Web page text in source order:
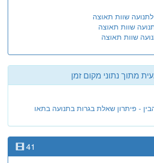
שוות תאוצה
שוות תאוצה
שוות תאוצה
מתוך נתוני מקום זמן
- פיתרון שאלת בגרות בתנועה בתאו
41